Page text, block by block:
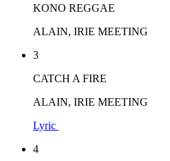
KONO REGGAE
ALAIN, IRIE MEETING
3
CATCH A FIRE
ALAIN, IRIE MEETING
Lyric
4